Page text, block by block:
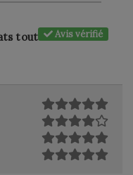
Avis vérifié
tout